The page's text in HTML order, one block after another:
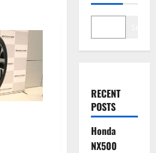
RECENT
POSTS
Honda
NX500